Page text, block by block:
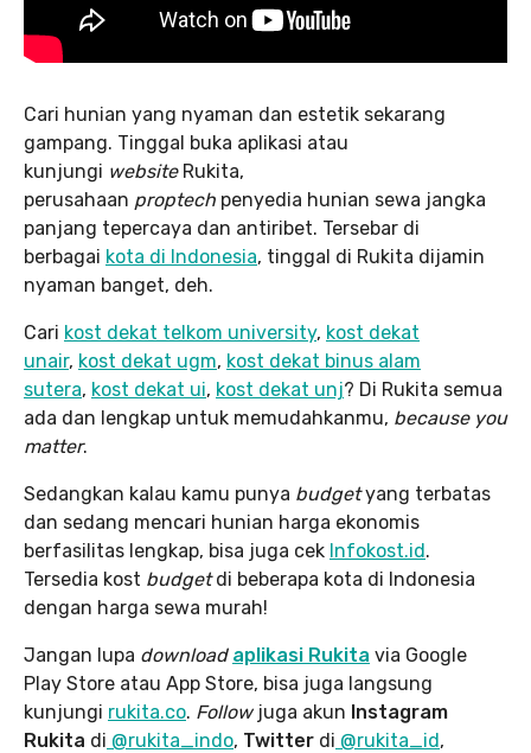
Cari hunian yang nyaman dan estetik sekarang
gampang. Tinggal buka aplikasi atau
kunjungi websiteRukita,
perusahaan proptech penyedia hunian sewa jangka
panjang tepercaya dan antiribet. Tersebar di
berbagai kota di Indonesia, tinggal di Rukita dijamin
nyaman banget, deh.
Cari kost dekat telkom university, kost dekat
unair, kost dekat ugm, kost dekat binus alam
sutera, kost dekat ui, kost dekat unj? Di Rukita semua
ada dan lengkap untuk memudahkanmu, because you
matter.
Sedangkan kalau kamu punya budgetyang terbatas
dan sedang mencari hunian harga ekonomis
berfasilitas lengkap, bisa juga cek Infokost.id.
Tersedia kost budgetdi beberapa kota di Indonesia
dengan harga sewa murah!
Jangan lupa download aplikasi Rukita via Google
Play Store atau App Store, bisa juga langsung
kunjungi rukita.co. Followjuga akun Instagram
Rukita di @rukita_indo, Twitter di @rukita_id,